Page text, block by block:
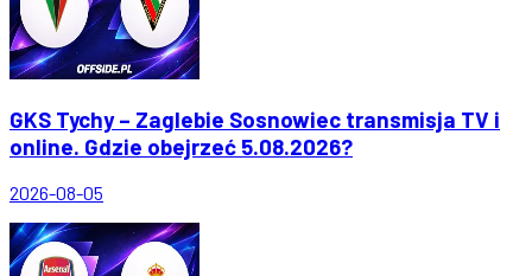
GKS Tychy – Zaglebie Sosnowiec transmisja TV i
online. Gdzie obejrzeć 5.08.2026?
2026-08-05